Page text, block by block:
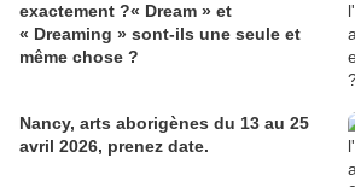
exactement ?« Dream » et
« Dreaming » sont-ils une seule et
même chose ?
Nancy, arts aborigènes du 13 au 25
avril 2026, prenez date.